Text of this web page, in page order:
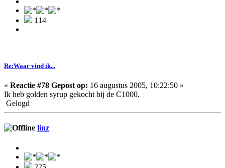
114
Re:Waar vind ik...
« Reactie #78 Gepost op: 16 augustus 2005, 10:22:50 »
Ik heb golden syrup gekocht bij de C1000.
Gelogd
linz